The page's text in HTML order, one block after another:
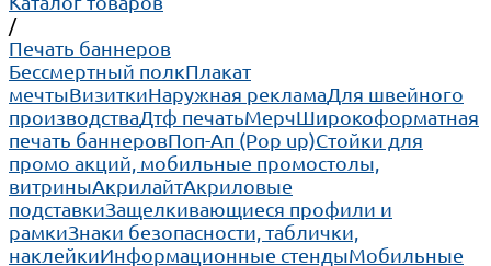
/
Печать баннеров
Бессмертный полкПлакат
мечтыВизиткиНаружная рекламаДля швейного
производстваДтф печатьМерчШирокоформатная
печать баннеровПоп-Ап (Pop up)Cтойки для
промо акций, мобильные промостолы,
витриныАкрилайтАкриловые
подставкиЗащелкивающиеся профили и
рамкиЗнаки безопасности, таблички,
наклейкиИнформационные стендыМобильные